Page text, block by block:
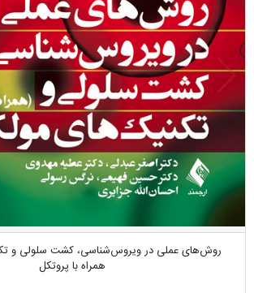
روش‌های عملی در ویروس‌شناسی، کشت سلولی و
همراه با پروتکل